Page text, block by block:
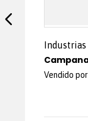
Industrias